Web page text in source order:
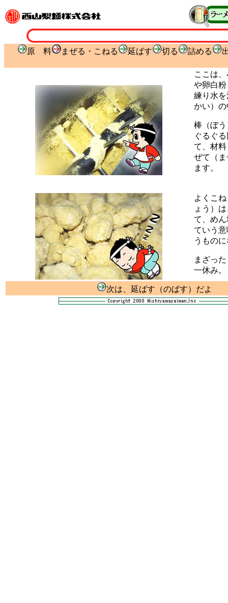
原 料 まぜる・こねる 延ばす 切る 詰める
ここは
や卵白
練り水
かい）
棒（ぼ
ぐるぐ
て、材
ぜて（
ます。
よくこ
ょう）
て、め
ていう
うもの
まざっ
一休み。
次は、延ばす（のばす）だよ